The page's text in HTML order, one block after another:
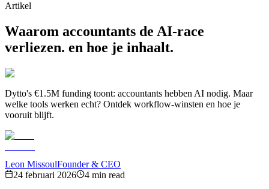
Artikel
Waarom accountants de AI-race
verliezen. en hoe je inhaalt.
Dytto's €1.5M funding toont: accountants hebben AI nodig. Maar
welke tools werken echt? Ontdek workflow-winsten en hoe je
vooruit blijft.
Leon MissoulFounder & CEO
24 februari 2026
4 min read